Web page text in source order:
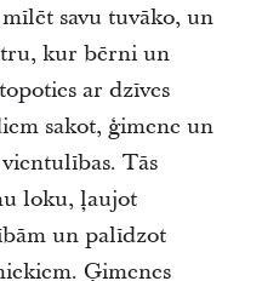
savu tuvāko, un
kur bērni un
ar dzīves
sakot, ģimene un
Tās
loku, ļaujot
un palīdzot
Ģimenes